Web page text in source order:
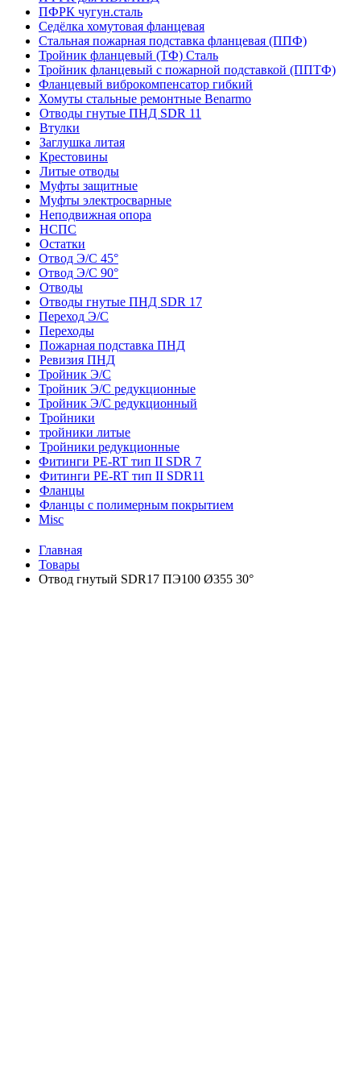
ПФРК чугун.сталь
Седёлка хомутовая фланцевая
Стальная пожарная подставка фланцевая (ППФ)
Тройник фланцевый (ТФ) Сталь
Тройник фланцевый с пожарной подставкой (ППТФ)
Фланцевый виброкомпенсатор гибкий
Хомуты стальные ремонтные Benarmo
Отводы гнутые ПНД SDR 11
Втулки
Заглушка литая
Крестовины
Литые отводы
Муфты защитные
Муфты электросварные
Неподвижная опора
НСПС
Остатки
Отвод Э/С 45°
Отвод Э/С 90°
Отводы
Отводы гнутые ПНД SDR 17
Переход Э/С
Переходы
Пожарная подставка ПНД
Ревизия ПНД
Тройник Э/С
Тройник Э/С редукционные
Тройник Э/С редукционный
Тройники
тройники литые
Тройники редукционные
Фитинги PE-RT тип II SDR 7
Фитинги PE-RT тип II SDR11
Фланцы
Фланцы с полимерным покрытием
Misc
Главная
Товары
Отвод гнутый SDR17 ПЭ100 Ø355 30°